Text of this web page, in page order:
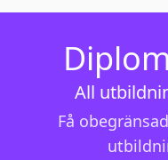
All
Få